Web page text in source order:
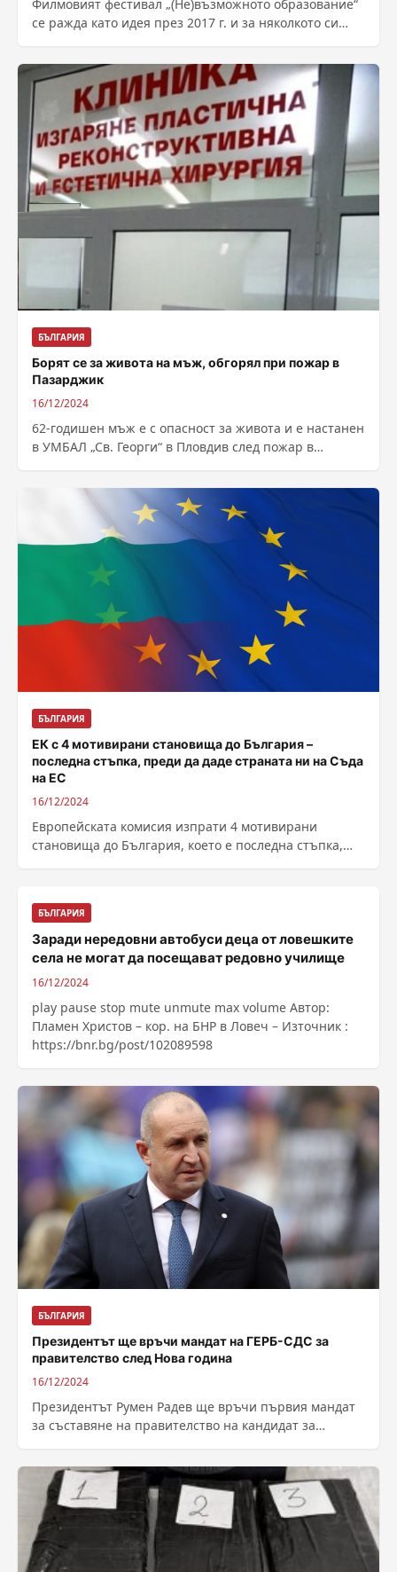
Филмовият фестивал „(Не)възможното образование“
се ражда като идея през 2017 г. и за няколкото си
БЪЛГАРИЯ
Борят се за живота на мъж, обгорял при пожар в
Пазарджик
16/12/2024
62-годишен мъж е с опасност за живота и е настанен
в УМБАЛ „Св. Георги“ в Пловдив след пожар в
БЪЛГАРИЯ
ЕК с 4 мотивирани становища до България –
последна стъпка, преди да даде страната ни на Съда
на ЕС
16/12/2024
Европейската комисия изпрати 4 мотивирани
становища до България, което е последна стъпка,
БЪЛГАРИЯ
Заради нередовни автобуси деца от ловешките
села не могат да посещават редовно училище
16/12/2024
play pause stop mute unmute max volume Автор:
Пламен Христов – кор. на БНР в Ловеч – Източник :
https://bnr.bg/post/102089598
БЪЛГАРИЯ
Президентът ще връчи мандат на ГЕРБ-СДС за
правителство след Нова година
16/12/2024
Президентът Румен Радев ще връчи първия мандат
за съставяне на правителство на кандидат за